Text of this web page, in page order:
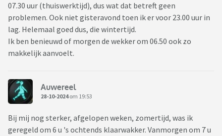
07.30 uur (thuiswerktijd), dus wat dat betreft geen
problemen. Ook niet gisteravond toen ik er voor 23.00 uur in
lag. Helemaal goed dus, die wintertijd.
Ik ben benieuwd of morgen de wekker om 06.50 ook zo
makkelijk aanvoelt.
Auwereel
28-10-2024om 19:53
Bij mij nog sterker, afgelopen weken, zomertijd, was ik
geregeld om 6 u 's ochtends klaarwakker. Vanmorgen om 7 u